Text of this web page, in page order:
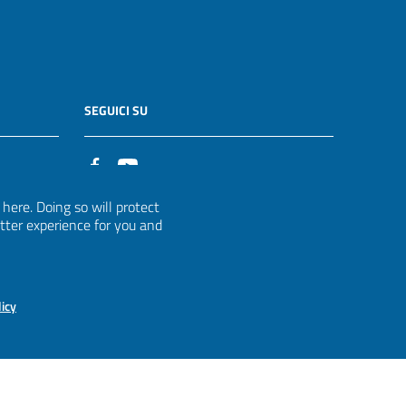
Doing so will protect
experience for you and
SEGUICI SU